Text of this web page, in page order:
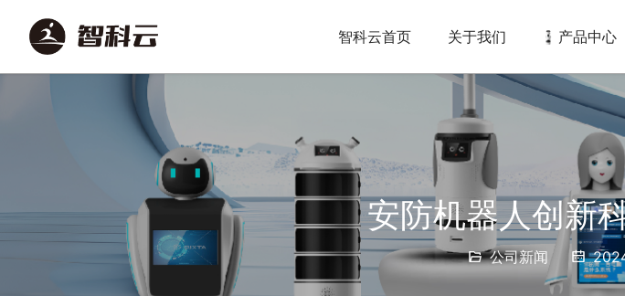
智科云首页 关于我们 产品中心
安防机器人创新
公司新闻